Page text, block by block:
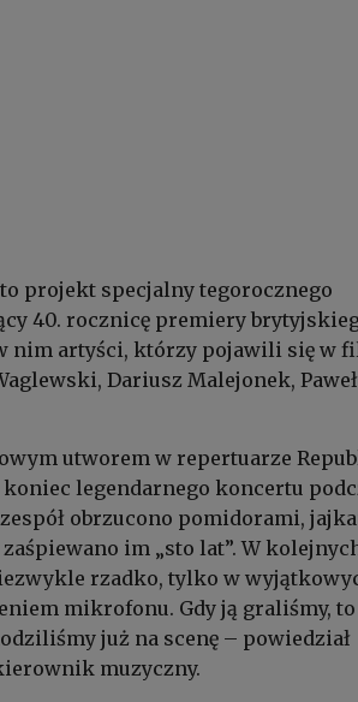
projekt specjalny tegorocznego
40. rocznicę premiery
nim artyści, którzy pojawili się w
Dariusz Malejonek, Paweł
utworem w repertuarze
legendarnego koncertu
obrzucono pomidorami,
im „sto lat”. W
rzadko, tylko w
mikrofonu. Gdy ją graliśmy,
już na scenę – powiedział
muzyczny.